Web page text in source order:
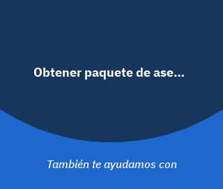
Obtener paquete de asesoría empresarial
También te ayudamos con